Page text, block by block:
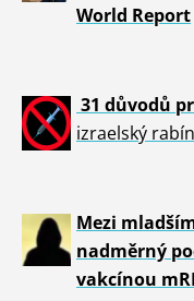
World Report
31 důvodů
izraelský
Mezi
nadměrný
vakcínou